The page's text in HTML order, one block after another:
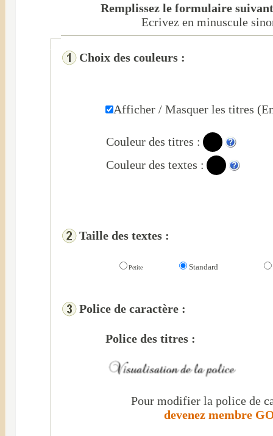
Remplissez le formulaire
Ecrivez en minuscule
Choix des couleurs :
Afficher / Masquer les titres
Couleur des titres :
Couleur des textes :
Taille des textes :
Petite Standard
Police de caractère :
Police des titres :
Pour modifier la police de
devenez membre